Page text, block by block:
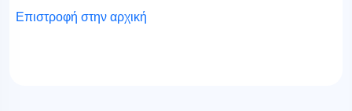
Επιστροφή στην αρχική